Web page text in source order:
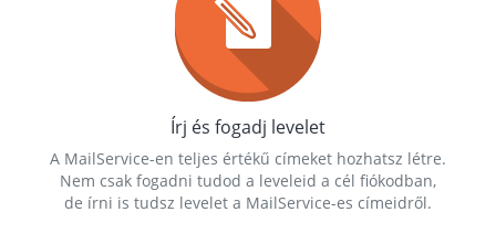
Írj és fogadj levelet
A MailService-en teljes értékű címeket hozhatsz létre.
Nem csak fogadni tudod a leveleid a cél fiókodban,
de írni is tudsz levelet a MailService-es címeidről.